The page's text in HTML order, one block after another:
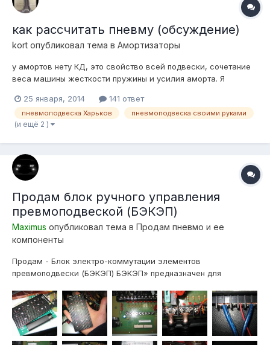
как рассчитать пневму (обсуждение)
kort опубликовал тема в Амортизаторы
у амортов нету КД, это свойство всей подвески, сочетание
веса машины жесткости пружины и усилия аморта. Я
делать "берем подушку какая есть, аморты какие влезут" то
потом оказывается что новые хорошие аморты с пружинами
едут лучше чем пневма )
25 января, 2014 141 ответ
пневмоподвеска Харьков пневмоподвеска своими руками
(и ещё 2 )
Продам блок ручного управления
превмоподвеской (БЭКЭП)
Maximus опубликовал тема в Продам пневмо и ее
компоненты
Продам - Блок электро-коммутации элементов
превмоподвески (БЭКЭП) БЭКЭП» предназначен для
пневмоподвеской, и дистанционного, ручного, управления
пневмосистемой, так же предоставляет возможность
последующего дополнения системы, «умной» электронико...